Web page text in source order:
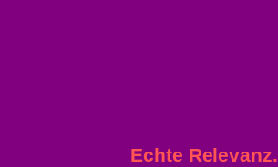
Echte Relevanz.